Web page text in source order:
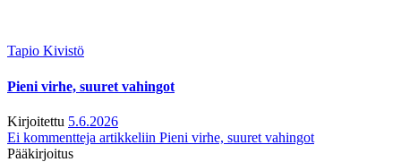
Tapio Kivistö
Pieni virhe, suuret vahingot
Kirjoitettu 5.6.2026
Ei kommentteja artikkeliin Pieni virhe, suuret vahingot
Pääkirjoitus